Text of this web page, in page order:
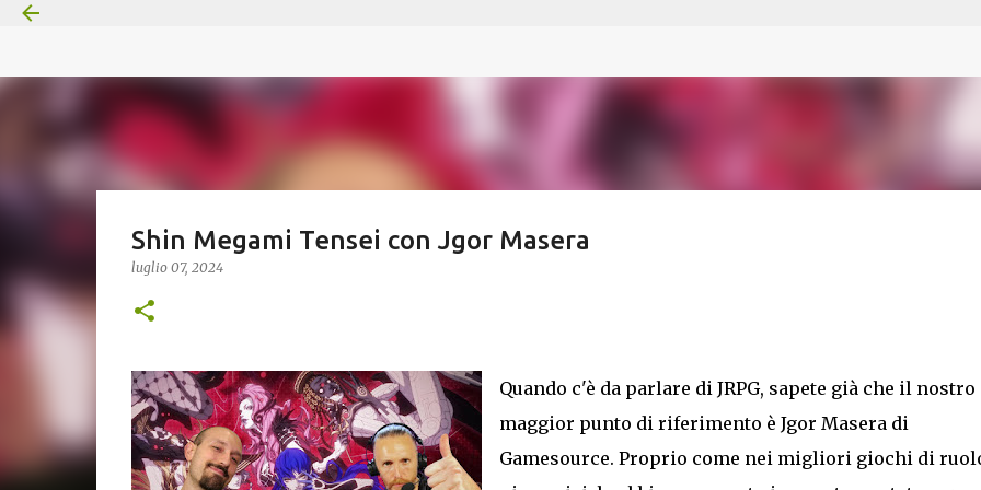
Shin Megami Tensei con Jgor Masera
luglio 07, 2024
Quando c'è da parlare di JRPG, sapete già che il nostro
maggior punto di riferimento è Jgor Masera di
Gamesource. Proprio come nei migliori giochi di